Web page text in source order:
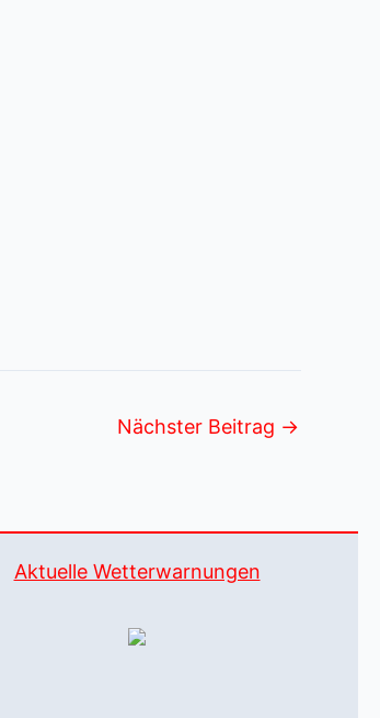
Nächster Beitrag →
Aktuelle Wetterwarnungen